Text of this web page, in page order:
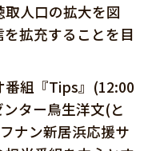
人口の拡大を図
拡充することを目
番組『Tips』(12:00
ター鳥生洋文(と
ナン新居浜応援サ